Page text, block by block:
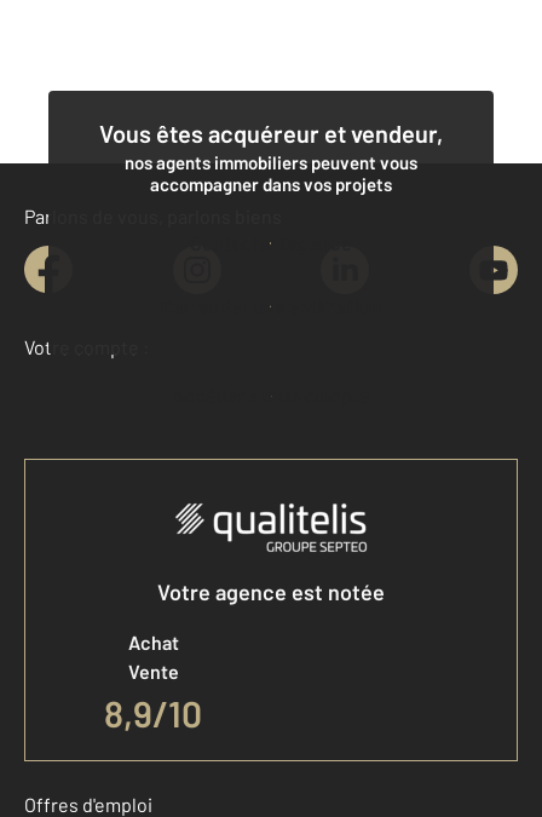
Vous êtes acquéreur et vendeur,
nos agents immobiliers peuvent vous
accompagner dans vos projets
Contacter l'agence
Demander une estimation
Parlons de vous, parlons biens
Votre compte :
Accéder à mon compte
Votre agence est notée
Achat
Vente
8,9/10
Offres d'emploi